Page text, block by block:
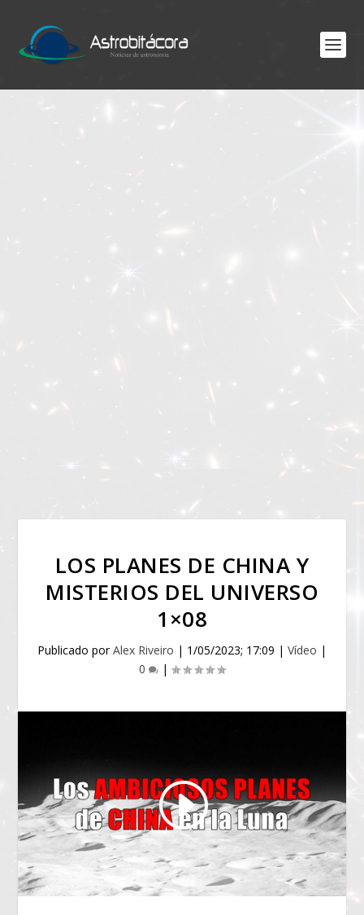
LOS PLANES DE CHINA Y
MISTERIOS DEL UNIVERSO
1×08
Publicado porAlex Riveiro | 1/05/2023; 17:09 | Vídeo |
0
|